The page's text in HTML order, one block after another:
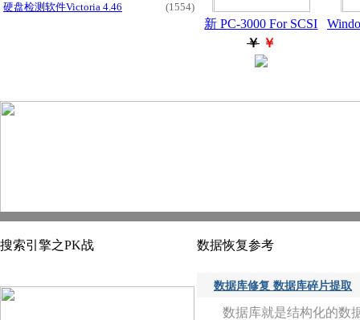
·硬盘检测软件Victoria 4.46 (1554)
新 PC-3000 For SCSI
￥ ￥
搜索引擎之PK战 数据恢复参考
数据库修复 数据库碎片提取
数据库就是结构化的数